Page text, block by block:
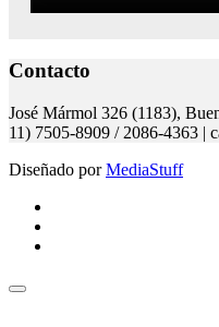
Contacto
José Mármol 326 (1183),
11) 7505-8909 / 2086-4363 |
Diseñado porMediaStuff